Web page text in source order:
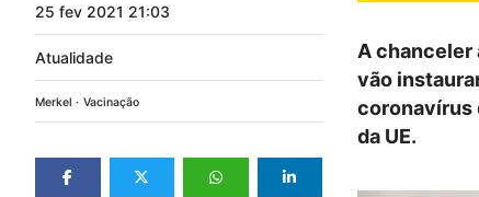
25 fev 2021 21:03
Atualidade
Merkel Vacinação
A chanceler
vão
coronavírus
da UE.